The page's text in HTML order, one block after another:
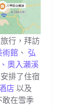
行，拜訪
術館 、 弘
奧入瀨溪
排了住宿
店 以及
敢在雪季